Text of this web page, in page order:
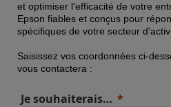
et optimiser l'efficacité de votre
Epson fiables et conçus pour
spécifiques de votre secteur
Saisissez vos coordonnées ci-
vous contactera :
Je souhaiterais…